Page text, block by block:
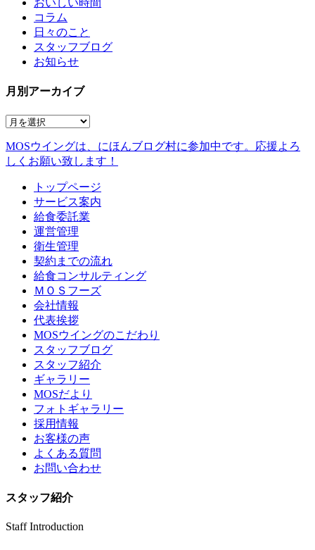
おいしい時間
コラム
日々のこと
スタッフブログ
お知らせ
月別アーカイブ
MOSウイングは、にほんブログ村に参加中です。 応援よろ
しくお願い致します！
トップページ
サービス案内
給食委託業
運営管理
衛生管理
契約までの流れ
給食コンサルティング
ＭＯＳフーズ
会社情報
代表挨拶
MOSウイングのこだわり
スタッフブログ
スタッフ紹介
ギャラリー
MOSだより
フォトギャラリー
採用情報
お客様の声
よくある質問
お問い合わせ
スタッフ紹介
Staff Introduction